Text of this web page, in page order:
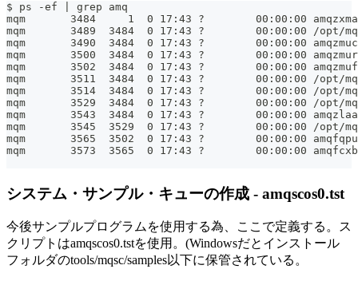
$ ps -ef | grep amq
mqm       3484     1  0 17:43 ?        00:00:00
mqm       3489  3484  0 17:43 ?        00:00:00 /opt/
mqm       3490  3484  0 17:43 ?        00:00:00
mqm       3500  3484  0 17:43 ?        00:00:00
mqm       3502  3484  0 17:43 ?        00:00:00
mqm       3511  3484  0 17:43 ?        00:00:00 /opt/mqm/
mqm       3514  3484  0 17:43 ?        00:00:00 /opt/mqm/
mqm       3529  3484  0 17:43 ?        00:00:00 /opt/
mqm       3543  3484  0 17:43 ?        00:00:00
mqm       3545  3529  0 17:43 ?        00:00:00 /opt/
mqm       3565  3502  0 17:43 ?        00:00:00
mqm       3573  3565  0 17:43 ?        00:00:00
システム・サンプル・キューの作成 - amqscos0.tst
今後サンプルプログラムを使用する為、ここで定義する。ス
クリプトはamqscos0.tstを使用。(Windowsだとインストール
フォルダのtools/mqsc/samples以下に保管されている。